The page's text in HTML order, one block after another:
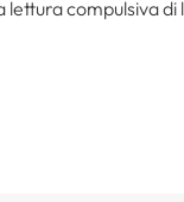
lettura compulsiva di